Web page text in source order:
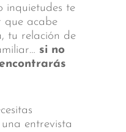
inquietudes te
que acabe
tu relación de
si no
entrevista